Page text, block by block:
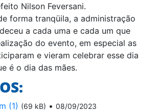
Nilson Feversani.
forma tranqüila, a administração
a cada uma e cada um que
do evento, em especial as
e vieram celebrar esse dia
é o dia das mães.
(1) (69 kB) • 08/09/2023